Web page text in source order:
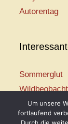
Autorentag
Sommerglut
Mir ist so
Mission:
Um unsere
fortlaufend